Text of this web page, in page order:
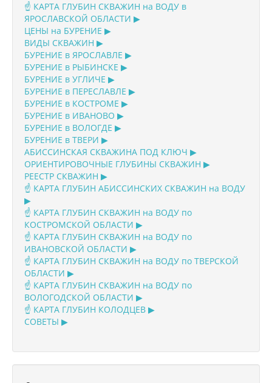
☝️ КАРТА ГЛУБИН СКВАЖИН на ВОДУ в
ЯРОСЛАВСКОЙ ОБЛАСТИ ▶
ЦЕНЫ на БУРЕНИЕ ▶
ВИДЫ СКВАЖИН ▶
БУРЕНИЕ в ЯРОСЛАВЛЕ ▶
БУРЕНИЕ в РЫБИНСКЕ ▶
БУРЕНИЕ в УГЛИЧЕ ▶
БУРЕНИЕ в ПЕРЕСЛАВЛЕ ▶
БУРЕНИЕ в КОСТРОМЕ ▶
БУРЕНИЕ в ИВАНОВО ▶
БУРЕНИЕ в ВОЛОГДЕ ▶
БУРЕНИЕ в ТВЕРИ ▶
АБИССИНСКАЯ СКВАЖИНА ПОД КЛЮЧ ▶
ОРИЕНТИРОВОЧНЫЕ ГЛУБИНЫ СКВАЖИН ▶
РЕЕСТР СКВАЖИН ▶
☝️ КАРТА ГЛУБИН АБИССИНСКИХ СКВАЖИН на ВОДУ
▶
☝️ КАРТА ГЛУБИН СКВАЖИН на ВОДУ по
КОСТРОМСКОЙ ОБЛАСТИ ▶
☝️ КАРТА ГЛУБИН СКВАЖИН на ВОДУ по
ИВАНОВСКОЙ ОБЛАСТИ ▶
☝️ КАРТА ГЛУБИН СКВАЖИН на ВОДУ по ТВЕРСКОЙ
ОБЛАСТИ ▶
☝️ КАРТА ГЛУБИН СКВАЖИН на ВОДУ по
ВОЛОГОДСКОЙ ОБЛАСТИ ▶
☝️ КАРТА ГЛУБИН КОЛОДЦЕВ ▶
СОВЕТЫ ▶